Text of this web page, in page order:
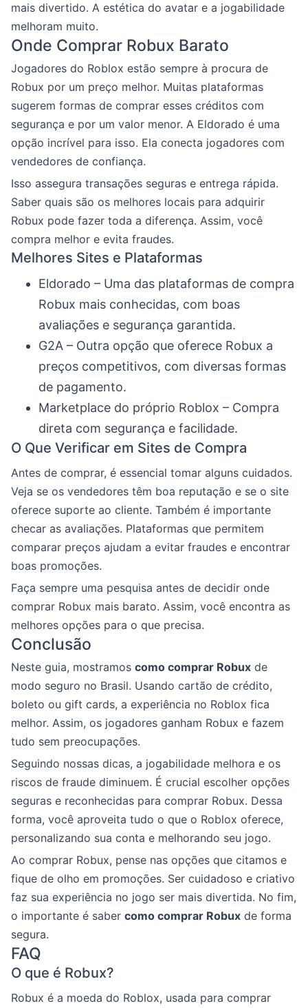
mais divertido. A estética do avatar e a jogabilidade
melhoram muito.
Onde Comprar Robux Barato
Jogadores do Roblox estão sempre à procura de
Robux por um preço melhor. Muitas plataformas
sugerem formas de comprar esses créditos com
segurança e por um valor menor. A Eldorado é uma
opção incrível para isso. Ela conecta jogadores com
vendedores de confiança.
Isso assegura transações seguras e entrega rápida.
Saber quais são os melhores locais para adquirir
Robux pode fazer toda a diferença. Assim, você
compra melhor e evita fraudes.
Melhores Sites e Plataformas
Eldorado – Uma das plataformas de compra
Robux mais conhecidas, com boas
avaliações e segurança garantida.
G2A – Outra opção que oferece Robux a
preços competitivos, com diversas formas
de pagamento.
Marketplace do próprio Roblox – Compra
direta com segurança e facilidade.
O Que Verificar em Sites de Compra
Antes de comprar, é essencial tomar alguns cuidados.
Veja se os vendedores têm boa reputação e se o site
oferece suporte ao cliente. Também é importante
checar as avaliações. Plataformas que permitem
comparar preços ajudam a evitar fraudes e encontrar
boas promoções.
Faça sempre uma pesquisa antes de decidir onde
comprar Robux mais barato. Assim, você encontra as
melhores opções para o que precisa.
Conclusão
Neste guia, mostramos como comprar Robux de
modo seguro no Brasil. Usando cartão de crédito,
boleto ou gift cards, a experiência no Roblox fica
melhor. Assim, os jogadores ganham Robux e fazem
tudo sem preocupações.
Seguindo nossas dicas, a jogabilidade melhora e os
riscos de fraude diminuem. É crucial escolher opções
seguras e reconhecidas para comprar Robux. Dessa
forma, você aproveita tudo o que o Roblox oferece,
personalizando sua conta e melhorando seu jogo.
Ao comprar Robux, pense nas opções que citamos e
fique de olho em promoções. Ser cuidadoso e criativo
faz sua experiência no jogo ser mais divertida. No fim,
o importante é saber como comprar Robux de forma
segura.
FAQ
O que é Robux?
Robux é a moeda do Roblox, usada para comprar